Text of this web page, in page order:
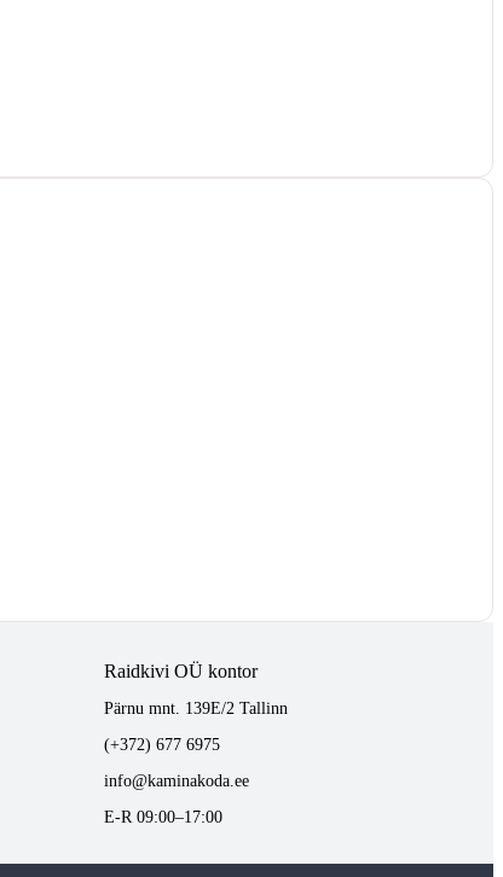
Raidkivi OÜ kontor
Pärnu mnt. 139E/2 Tallinn
(+372) 677 6975
info@kaminakoda.ee
E-R 09:00–17:00